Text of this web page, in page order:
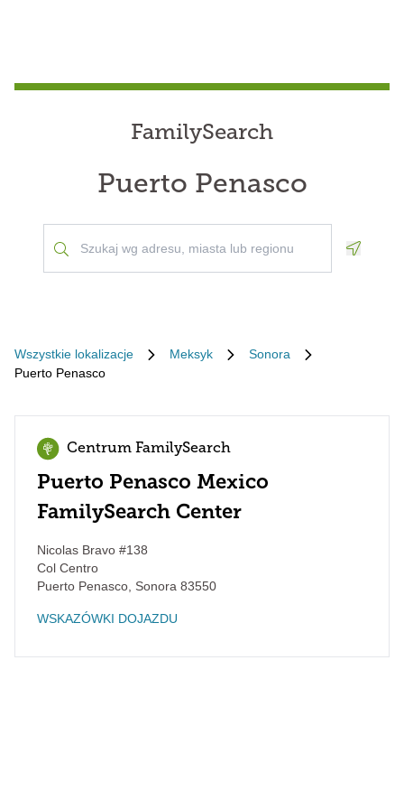
FamilySearch
Puerto Penasco
Wszystkie lokalizacje Meksyk
Sonora
Puerto Penasco
Centrum FamilySearch
Puerto Penasco Mexico
FamilySearch Center
Nicolas Bravo #138
Col Centro
Puerto Penasco Sonora 83550
WSKAZÓWKI DOJAZDU